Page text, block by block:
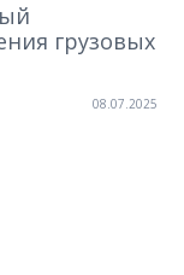
грузовых
08.07.2025